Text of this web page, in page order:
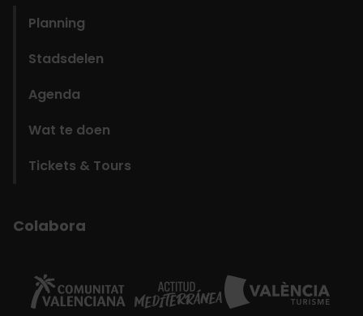
Planning
Stadsdelen
Agenda
Wat te doen
Tickets & Tours
Colabora